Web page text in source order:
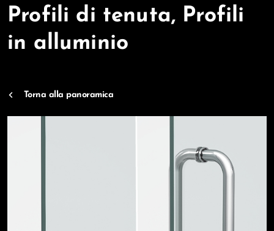
Profili di tenuta, Profili
in alluminio
Torna alla panoramica